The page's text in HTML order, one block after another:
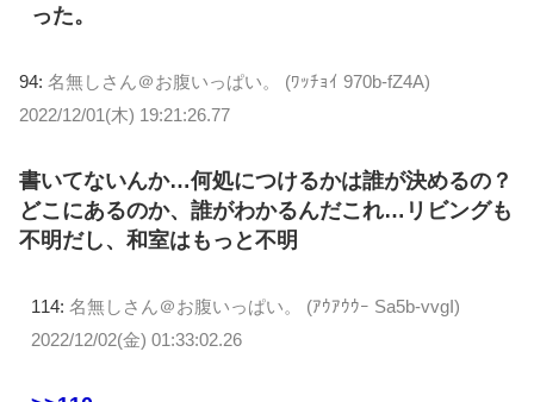
った。
94: 名無しさん＠お腹いっぱい。 (ﾜｯﾁｮｲ 970b-fZ4A)
2022/12/01(木) 19:21:26.77
書いてないんか…何処につけるかは誰が決めるの？
どこにあるのか、誰がわかるんだこれ…リビングも
不明だし、和室はもっと不明
114: 名無しさん＠お腹いっぱい。 (ｱｳｱｳｳｰ Sa5b-vvgI)
2022/12/02(金) 01:33:02.26